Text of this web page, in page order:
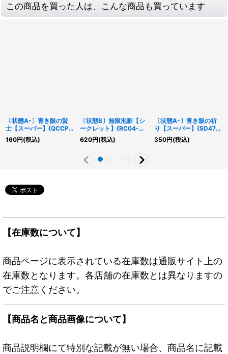
この商品を買った人は、こんな商品も買っています
〔状態A-〕青き眼の賢
士【スーパー】{QCCP-
JP003}《モンスター》
160円(税込)
〔状態B〕無限泡影【シ
ークレット】{RC04-
JP076}《罠》
620円(税込)
〔状態A-〕青き眼の祈
り【スーパー】{SD47-
JPP03}《魔法》
350円(税込)
【在庫数について】
商品ページに表示されている在庫数は通販サイト上の
在庫数となります。各店舗の在庫数とは異なりますの
でご注意ください。
【商品名と商品画像について】
商品説明欄にて特別な記載が無い場合、商品名に記載